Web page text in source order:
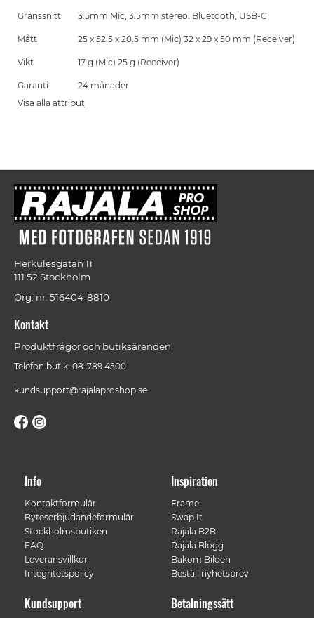
Gränssnitt 3.5mm Mic, 3.5mm stereo, Bluetooth, USB-C
Mått 25 x 52.5 x 20.5 mm (Mic) 32 x 29 x 50 mm (Receiver)
Vikt 17 g (Mic) 25 g (Receiver)
Garanti
24 månader
Visa alla attribut
Herkulesgatan 11
111 52 Stockholm
Org. nr: 516404-8810
Kontakt
Produktfrågor och butiksärenden
Telefon butik: 08-789 4500
kundsupport@rajalaproshop.se
Info
Kontaktformulär
Byteserbjudandeformulär
Stockholmsbutiken
FAQ
Leveransvillkor
Integritetspolicy
Inspiration
Frame
Swap It
Rajala B2B
Rajala Blogg
Bakom Bilden
Beställ nyhetsbrev
Betalningssätt
Kundsupport